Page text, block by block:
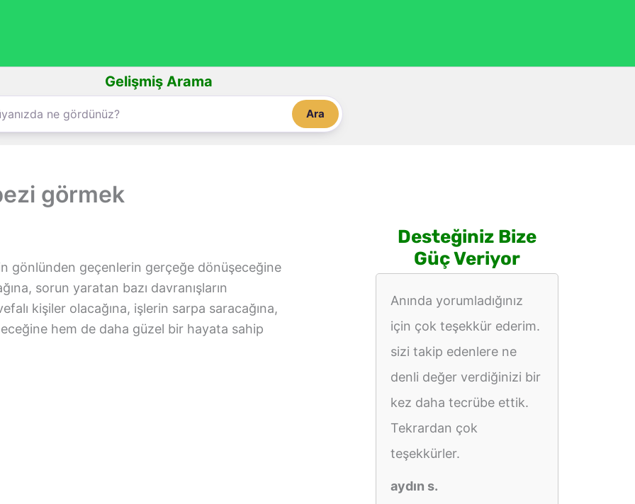
Gelişmiş Arama
Ara
görmek
gönlünden geçenlerin gerçeğe dönüşeceğine
sorun yaratan bazı davranışların
kişiler olacağına, işlerin sarpa saracağına,
hem de daha güzel bir hayata sahip
Desteğiniz Bize
Güç Veriyor
Anında yorumladığınız
için çok teşekkür ederim.
sizi takip edenlere ne
denli değer verdiğinizi bir
kez daha tecrübe ettik.
Tekrardan çok
teşekkürler.
aydın s.